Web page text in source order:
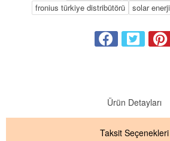
fronius türkiye distribütörü
solar enerji
Ürün Detayları
Taksit Seçenekleri